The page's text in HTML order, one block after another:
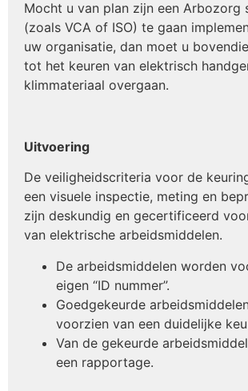
Mocht u van plan zijn een Arbozorg
(zoals VCA of ISO) te gaan
uw organisatie, dan moet u
tot het keuren van elektrisch
klimmateriaal overgaan.
Uitvoering
De veiligheidscriteria voor de
een visuele inspectie, meting en
zijn deskundig en gecertificeerd
van elektrische arbeidsmiddelen.
De arbeidsmiddelen worden
eigen “ID nummer”.
Goedgekeurde
voorzien van een duidelijke
Van de gekeurde
een rapportage.